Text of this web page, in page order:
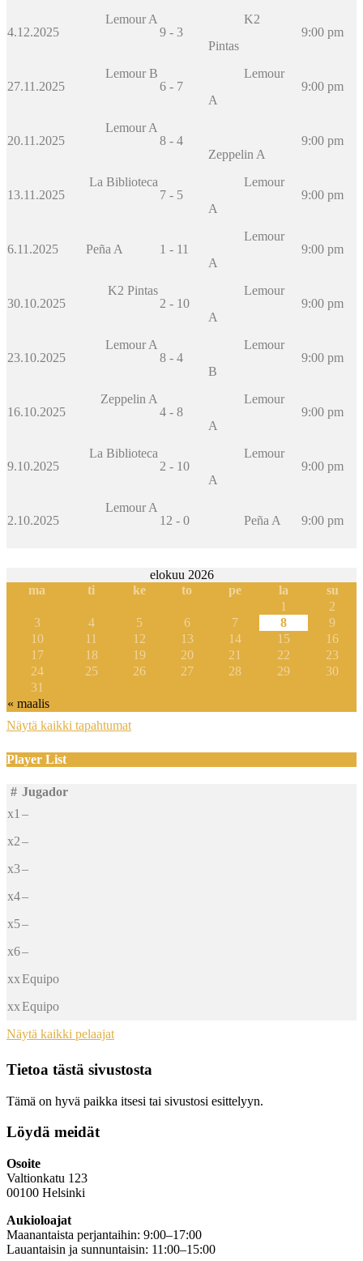
4.12.2025
Lemour A
9 - 3
K2
Pintas
9:00 pm
27.11.2025
Lemour B
6 - 7
Lemour
A
9:00 pm
20.11.2025
Lemour A
8 - 4
Zeppelin A
9:00 pm
13.11.2025
La Biblioteca
7 - 5
Lemour
A
9:00 pm
6.11.2025 Peña A 1 - 11
Lemour
A
9:00 pm
30.10.2025
K2 Pintas
2 - 10
Lemour
A
9:00 pm
23.10.2025
Lemour A
8 - 4
Lemour
B
9:00 pm
16.10.2025
Zeppelin A
4 - 8
Lemour
A
9:00 pm
9.10.2025
La Biblioteca
2 - 10
Lemour
A
9:00 pm
2.10.2025
Lemour A
12 - 0
Peña A 9:00 pm
elokuu 2026
ma
ti ke to pe la su
« maalis
1
2
3
4 5 6 7 8
9
10
11 12 13 14 15
16
17
18 19 20 21 22
23
24
25 26 27 28 29
30
31
Näytä kaikki tapahtumat
Player List
# Jugador
x1 –
x2–
x3–
x4–
x5–
x6–
xxEquipo
xxEquipo
Näytä kaikki pelaajat
Tietoa tästä sivustosta
Tämä on hyvä paikka itsesi tai sivustosi esittelyyn.
Löydä meidät
Osoite
Valtionkatu 123
00100 Helsinki
Aukioloajat
Maanantaista perjantaihin: 9:00–17:00
Lauantaisin ja sunnuntaisin: 11:00–15:00